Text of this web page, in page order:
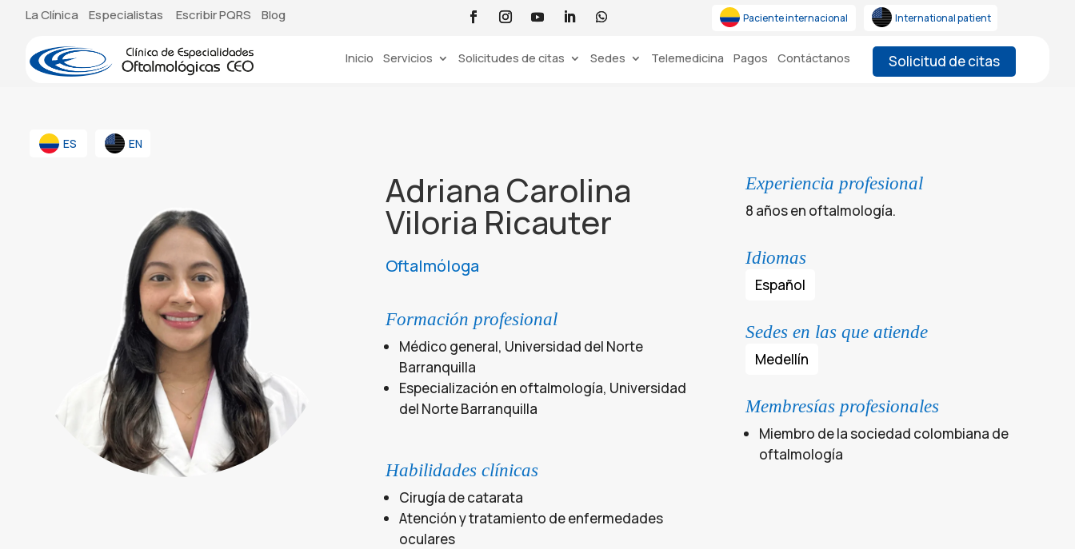
La Clínica Especialistas Escribir PQRS Blog Paciente internacional International patient
Inicio Servicios Solicitudes de citas Sedes Telemedicina Pagos Contáctanos Solicitud de citas
ES EN
Adriana Carolina
Viloria Ricauter
Oftalmóloga
Formación profesional
Médico general, Universidad del Norte
Barranquilla
Especialización en oftalmología, Universidad
del Norte Barranquilla
Habilidades clínicas
Cirugía de catarata
Atención y tratamiento de enfermedades
oculares
Experiencia profesional
8 años en oftalmología.
Idiomas
Español
Sedes en las que atiende
Medellín
Membresías profesionales
Miembro de la sociedad colombiana de
oftalmología